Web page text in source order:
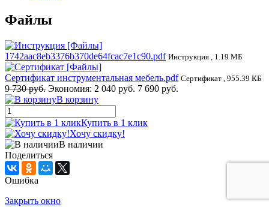
Файлы
1742aac8eb3376b370de64fcac7e1c90.pdf Инструкция , 1.19 МБ
Сертификат инструментальная мебель.pdf Сертификат , 955.39 КБ
9 730 руб. Экономия: 2 040 руб. 7 690 руб.
В корзину
Купить в 1 клик
Хочу скидку!
В наличии
Поделиться
Ошибка
Закрыть окно